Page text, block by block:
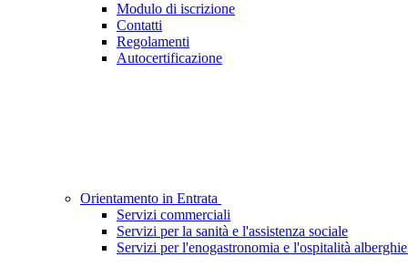
Modulo di iscrizione
Contatti
Regolamenti
Autocertificazione
Orientamento in Entrata
Servizi commerciali
Servizi per la sanità e l'assistenza sociale
Servizi per l'enogastronomia e l'ospitalità